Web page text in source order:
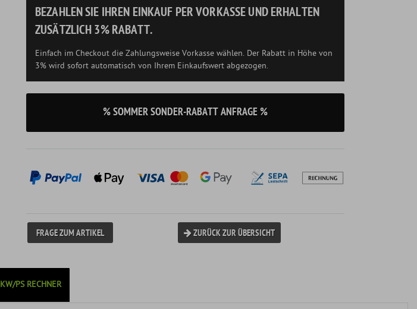
BEZAHLEN SIE IHREN EINKAUF PER VORKASSE UND ERHALTEN
ZUSÄTZLICH 3% RABATT.
Einfach im Checkout die Zahlungsweise Vorkasse wählen. Der Rabatt in Höhe von
3% wird sofort automatisch von Ihrem Einkaufswert abgezogen.
% SOMMER SONDER-RABATT ANFRAGE %
FRAGE ZUM ARTIKEL ZURÜCK ZUR ÜBERSICHT
KW/PS RECHNER